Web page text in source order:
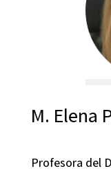
M. Elena
Profesora del